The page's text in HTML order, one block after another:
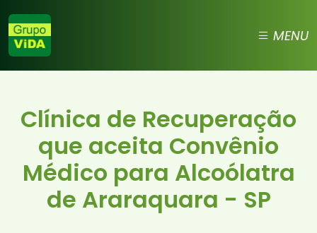
MENU
Clínica de Recuperação
que aceita Convênio
Médico para Alcoólatra
de Araraquara - SP